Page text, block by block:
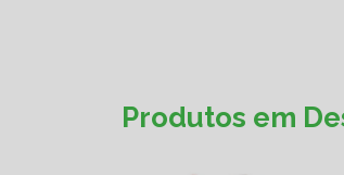
Produtos em